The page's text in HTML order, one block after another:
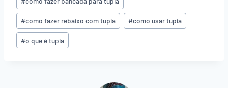
#como fazer rebaixo com tupia #como usar tupia
#o que é tupia